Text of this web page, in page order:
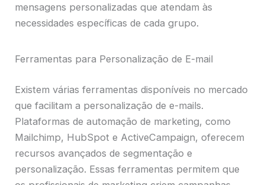
mensagens personalizadas que atendam às
necessidades específicas de cada grupo.
Ferramentas para Personalização de E-mail
Existem várias ferramentas disponíveis no mercado
que facilitam a personalização de e-mails.
Plataformas de automação de marketing, como
Mailchimp, HubSpot e ActiveCampaign, oferecem
recursos avançados de segmentação e
personalização. Essas ferramentas permitem que